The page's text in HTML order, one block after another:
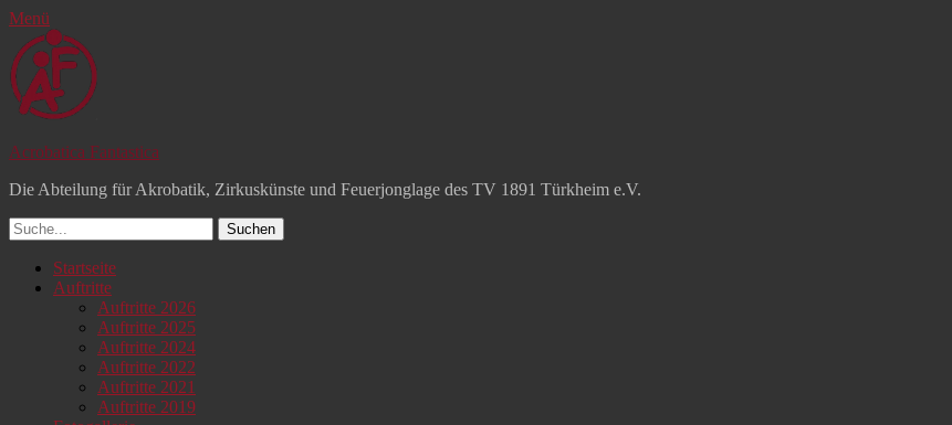
Menü
Acrobatica Fantastica
Die Abteilung für Akrobatik, Zirkuskünste und Feuerjonglage des TV 1891 Türkheim e.V.
Suchen
nach:
Primäres
Menü
Zum
Inhalt
Startseite
Auftritte
Auftritte 2026
Auftritte 2025
Auftritte 2024
Auftritte 2022
Auftritte 2021
Auftritte 2019